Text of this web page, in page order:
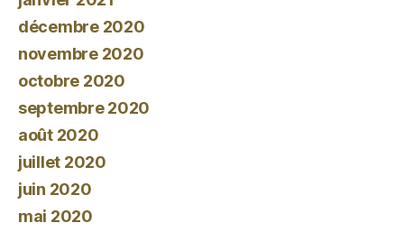
décembre 2020
novembre 2020
octobre 2020
septembre 2020
août 2020
juillet 2020
juin 2020
mai 2020